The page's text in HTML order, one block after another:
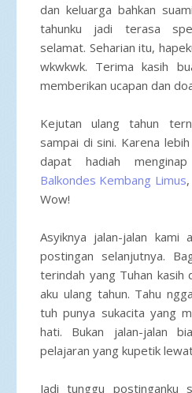
dan keluarga bahkan
tahunku jadi terasa
selamat. Seharian itu,
wkwkwk. Terima kasih
memberikan ucapan dan
Kejutan ulang tahun
sampai di sini. Karena
dapat hadiah
Balkondes Kembang Limus
Wow!
Asyiknya jalan-jalan kami
postingan selanjutnya.
terindah yang Tuhan kasih
aku ulang tahun. Tahu
tuh punya sukacita yang
hati. Bukan jalan-jalan
pelajaran yang kupetik
Jadi tunggu postinganku